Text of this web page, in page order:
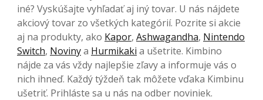
iné? Vyskúšajte vyhľadať aj iný tovar. U nás nájdete
akciový tovar zo všetkých kategórií. Pozrite si akcie
aj na produkty, ako Kapor, Ashwagandha, Nintendo
Switch, Novinya Hurmikaki a ušetrite. Kimbino
nájde za vás vždy najlepšie zľavy a informuje vás o
nich ihneď. Každý týždeň tak môžete vďaka Kimbinu
ušetriť. Prihláste sa u nás na odber noviniek.